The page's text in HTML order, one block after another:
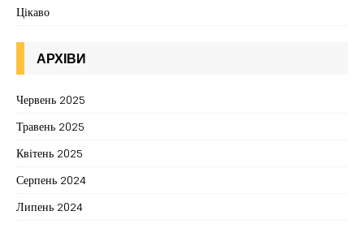
Цікаво
АРХІВИ
Червень 2025
Травень 2025
Квітень 2025
Серпень 2024
Липень 2024